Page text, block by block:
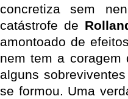
concretiza sem
catástrofe de
amontoado de
nem tem a coragem
alguns
se formou. Uma